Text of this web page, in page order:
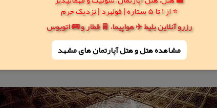
⭐ از 1 تا 5 ستاره | فولبرد | نزدیک حرم
رزرو آنلاین بلیط ✈️ هواپیما، 🚆 قطار و 🚌 اتوبوس
مشاهده هتل و هتل‌ آپارتمان های مشهد